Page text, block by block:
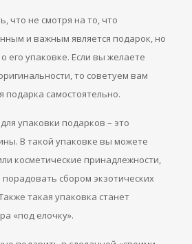
что не смотря на то, что
и важным является подарок, но
его упаковке. Если вы желаете
то советуем вам
подарка самостоятельно.
упаковки подарков – это
В такой упаковке вы можете
косметические принадлежности,
сбором экзотических
такая упаковка станет
«под елочку».